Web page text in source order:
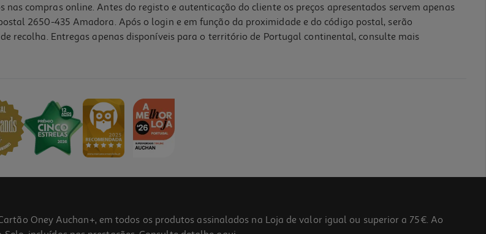
compras online. Antes do registo e autenticação do cliente os preços apresentados servem apenas
2650-435 Amadora. Após o login e em função da proximidade e do código postal, serão
recolha. Entregas apenas disponíveis para o território de Portugal continental, consulte mais
Oney Auchan+, em todos os produtos assinalados na Loja de valor igual ou superior a 75€. Ao